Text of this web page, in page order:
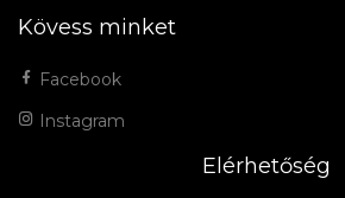
Kövess minket
Facebook
Instagram
Elérhetőség